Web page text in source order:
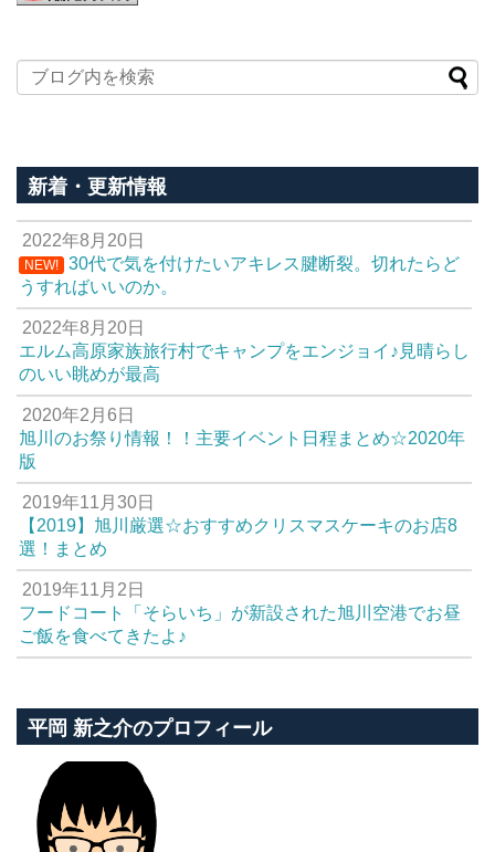
新着・更新情報
2022年8月20日
NEW!
30代で気を付けたいアキレス腱断裂。切れたらど
うすればいいのか。
2022年8月20日
エルム高原家族旅行村でキャンプをエンジョイ♪見晴らし
のいい眺めが最高
2020年2月6日
旭川のお祭り情報！！主要イベント日程まとめ☆2020年
版
2019年11月30日
【2019】旭川厳選☆おすすめクリスマスケーキのお店8
選！まとめ
2019年11月2日
フードコート「そらいち」が新設された旭川空港でお昼
ご飯を食べてきたよ♪
平岡 新之介のプロフィール